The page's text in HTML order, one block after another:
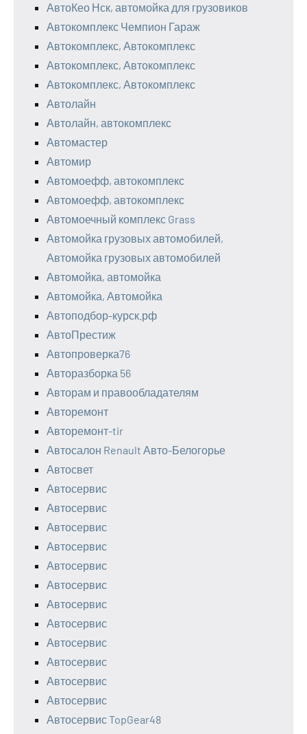
АвтоКео Нск, автомойка для грузовиков
Автокомплекс Чемпион Гараж
Автокомплекс, Автокомплекс
Автокомплекс, Автокомплекс
Автокомплекс, Автокомплекс
Автолайн
Автолайн, автокомплекс
Автомастер
Автомир
Автомоефф, автокомплекс
Автомоефф, автокомплекс
Автомоечный комплекс Grass
Автомойка грузовых автомобилей,
Автомойка грузовых автомобилей
Автомойка, автомойка
Автомойка, Автомойка
Автоподбор-курск.рф
АвтоПрестиж
Автопроверка76
Авторазборка 56
Авторам и правообладателям
Авторемонт
Авторемонт-tir
Автосалон Renault Авто-Белогорье
Автосвет
Автосервис
Автосервис
Автосервис
Автосервис
Автосервис
Автосервис
Автосервис
Автосервис
Автосервис
Автосервис
Автосервис
Автосервис
Автосервис TopGear48